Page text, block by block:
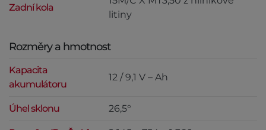
Zadní kola
litiny
Rozměry a hmotnost
Kapacita
akumulátoru
12 / 9,1 V – Ah
Úhel sklonu 26,5°